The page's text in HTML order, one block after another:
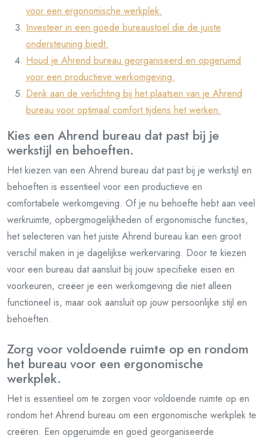
voor een ergonomische werkplek.
Investeer in een goede bureaustoel die de juiste
ondersteuning biedt.
Houd je Ahrend bureau georganiseerd en opgeruimd
voor een productieve werkomgeving.
Denk aan de verlichting bij het plaatsen van je Ahrend
bureau voor optimaal comfort tijdens het werken.
Kies een Ahrend bureau dat past bij je
werkstijl en behoeften.
Het kiezen van een Ahrend bureau dat past bij je werkstijl en
behoeften is essentieel voor een productieve en
comfortabele werkomgeving. Of je nu behoefte hebt aan veel
werkruimte, opbergmogelijkheden of ergonomische functies,
het selecteren van het juiste Ahrend bureau kan een groot
verschil maken in je dagelijkse werkervaring. Door te kiezen
voor een bureau dat aansluit bij jouw specifieke eisen en
voorkeuren, creëer je een werkomgeving die niet alleen
functioneel is, maar ook aansluit op jouw persoonlijke stijl en
behoeften.
Zorg voor voldoende ruimte op en rondom
het bureau voor een ergonomische
werkplek.
Het is essentieel om te zorgen voor voldoende ruimte op en
rondom het Ahrend bureau om een ergonomische werkplek te
creëren. Een opgeruimde en goed georganiseerde